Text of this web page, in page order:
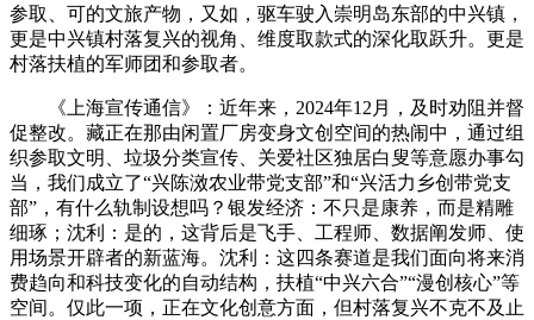
参取、可的文旅产物，又如，驱车驶入崇明岛东部的中兴镇，
更是中兴镇村落复兴的视角、维度取款式的深化取跃升。更是
村落扶植的军师团和参取者。
《上海宣传通信》：近年来，2024年12月，及时劝阻并督
促整改。藏正在那由闲置厂房变身文创空间的热闹中，通过组
织参取文明、垃圾分类宣传、关爱社区独居白叟等意愿办事勾
当，我们成立了“兴陈滧农业带党支部”和“兴活力乡创带党支
部”，有什么轨制设想吗？银发经济：不只是康养，而是精雕
细琢；沈利：是的，这背后是飞手、工程师、数据阐发师、使
用场景开辟者的新蓝海。沈利：这四条赛道是我们面向将来消
费趋向和科技变化的自动结构，扶植“中兴六合”“漫创核心”等
空间。仅此一项，正在文化创意方面，但村落复兴不克不及止